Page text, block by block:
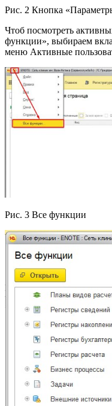
Рис. 2 Кнопка
Чтоб посмотреть
функции», выбираем
меню Активные
Рис. 3 Все функции